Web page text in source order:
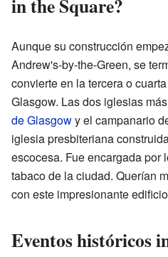
in the Square?
Aunque su construcción
Andrew's-by-the-Green, se
convierte en la tercera o
Glasgow. Las dos iglesias
de Glasgowy el campanario
iglesia presbiteriana
escocesa. Fue encargada por
tabaco de la ciudad. Querían
con este impresionante
Eventos históricos